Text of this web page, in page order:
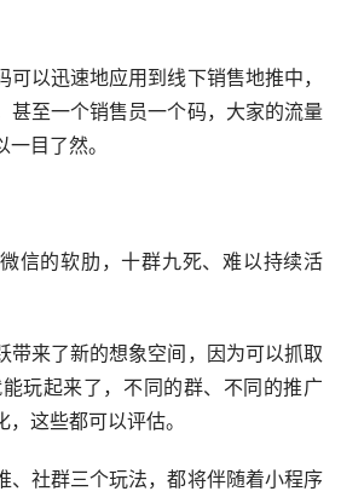
以迅速地应用到线下销售地推中，
甚至一个销售员一个码，大家的流量
目了然。
信的软肋，十群九死、难以持续活
带来了新的想象空间，因为可以抓取
玩起来了，不同的群、不同的推广
这些都可以评估。
、社群三个玩法，都将伴随着小程序